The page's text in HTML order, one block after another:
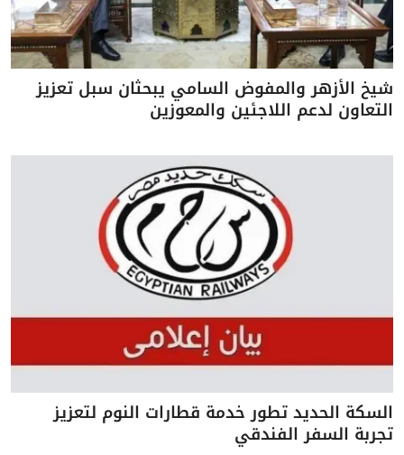
شيخ الأزهر والمفوض السامي يبحثان سبل تعزيز
التعاون لدعم اللاجئين والمعوزين
السكة الحديد تطور خدمة قطارات النوم لتعزيز
تجربة السفر الفندقي